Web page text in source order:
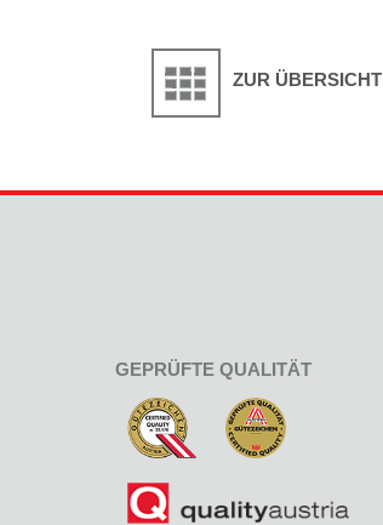
ZUR ÜBERSICHT
GEPRÜFTE QUALITÄT